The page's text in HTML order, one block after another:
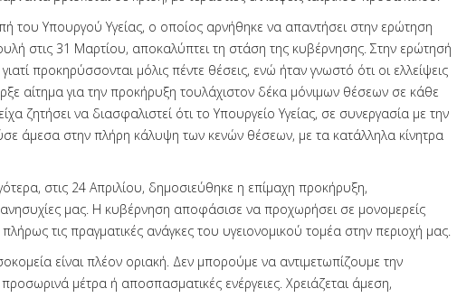
του Υπουργού Υγείας, ο οποίος αρνήθηκε να απαντήσει στην ερώτηση
στις 31 Μαρτίου, αποκαλύπτει τη στάση της κυβέρνησης. Στην ερώτησή
προκηρύσσονται μόλις πέντε θέσεις, ενώ ήταν γνωστό ότι οι ελλείψεις
αίτημα για την προκήρυξη τουλάχιστον δέκα μόνιμων θέσεων σε κάθε
ζητήσει να διασφαλιστεί ότι το Υπουργείο Υγείας, σε συνεργασία με την
άμεσα στην πλήρη κάλυψη των κενών θέσεων, με τα κατάλληλα κίνητρα
στις 24 Απριλίου, δημοσιεύθηκε η επίμαχη προκήρυξη,
ανησυχίες μας. Η κυβέρνηση αποφάσισε να προχωρήσει σε μονομερείς
πλήρως τις πραγματικές ανάγκες του υγειονομικού τομέα στην περιοχή μας.
είναι πλέον οριακή. Δεν μπορούμε να αντιμετωπίζουμε την
προσωρινά μέτρα ή αποσπασματικές ενέργειες. Χρειάζεται άμεση,